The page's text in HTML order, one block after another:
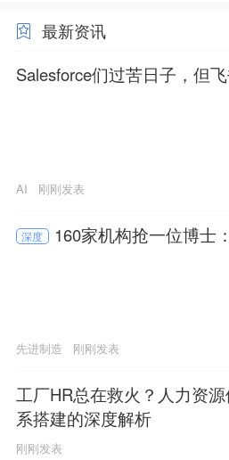
最新资讯
Salesforce们过苦日子，但
AI 刚刚发表
深度
160家机构抢一位博士
先进制造 刚刚发表
工厂HR总在救火？人力资源
系搭建的深度解析
刚刚发表